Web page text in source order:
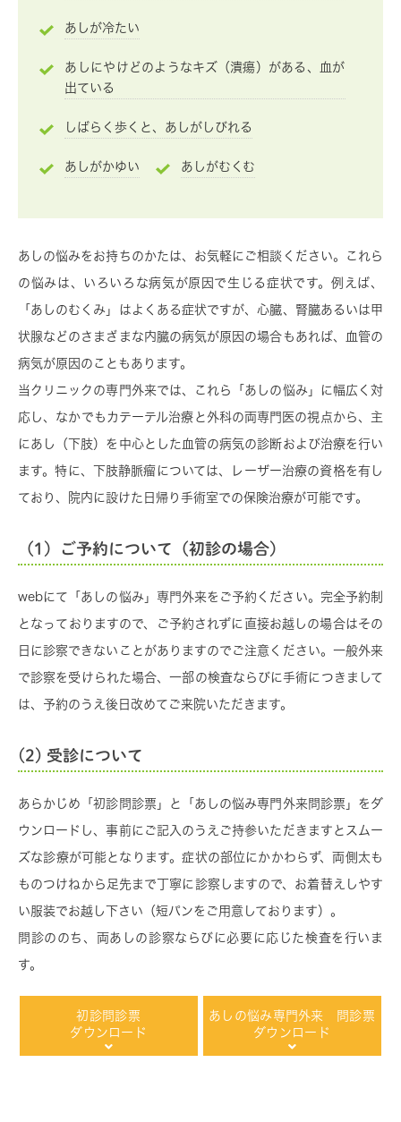
あしが冷たい
あしにやけどのようなキズ（潰瘍）がある、血が
出ている
しばらく歩くと、あしがしびれる
あしがかゆい あしがむくむ
あしの悩みをお持ちのかたは、お気軽にご相談ください。これら
の悩みは、いろいろな病気が原因で生じる症状です。例えば、
「あしのむくみ」はよくある症状ですが、心臓、腎臓あるいは甲
状腺などのさまざまな内臓の病気が原因の場合もあれば、血管の
病気が原因のこともあります。
当クリニックの専門外来では、これら「あしの悩み」に幅広く対
応し、なかでもカテーテル治療と外科の両専門医の視点から、主
にあし（下肢）を中心とした血管の病気の診断および治療を行い
ます。特に、下肢静脈瘤については、レーザー治療の資格を有し
ており、院内に設けた日帰り手術室での保険治療が可能です。
（1）ご予約について（初診の場合）
webにて「あしの悩み」専門外来をご予約ください。完全予約制
となっておりますので、ご予約されずに直接お越しの場合はその
日に診察できないことがありますのでご注意ください。一般外来
で診察を受けられた場合、一部の検査ならびに手術につきまして
は、予約のうえ後日改めてご来院いただきます。
(2) 受診について
あらかじめ「初診問診票」と「あしの悩み専門外来問診票」をダ
ウンロードし、事前にご記入のうえご持参いただきますとスムー
ズな診療が可能となります。症状の部位にかかわらず、両側太も
ものつけねから足先まで丁寧に診察しますので、お着替えしやす
い服装でお越し下さい（短パンをご用意しております）。
問診ののち、両あしの診察ならびに必要に応じた検査を行いま
す。
初診問診票
ダウンロード
あしの悩み専門外来 問診票
ダウンロード